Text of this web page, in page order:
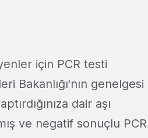
için PCR testi
Bakanlığı'nın genelgesi
dair aşı
ve negatif sonuçlu PCR